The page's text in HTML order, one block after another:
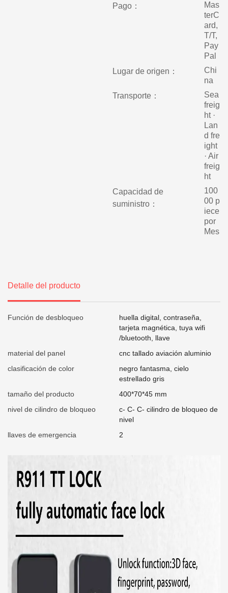
Pago：
Mas
terC
ard,
T/T,
Pay
Pal
Lugar de origen：
Chi
na
Transporte：
Sea
freig
ht ·
Lan
d fre
ight
· Air
freig
ht
Capacidad de
suministro：
100
00 p
iece
por
Mes
Detalle del producto
Función de desbloqueo
huella digital, contraseña,
tarjeta magnética, tuya wifi
/bluetooth, llave
material del panel
cnc tallado aviación aluminio
clasificación de color
negro fantasma, cielo
estrellado gris
tamaño del producto
400*70*45 mm
nivel de cilindro de bloqueo
c- C- C- cilindro de bloqueo de
nivel
llaves de emergencia
2